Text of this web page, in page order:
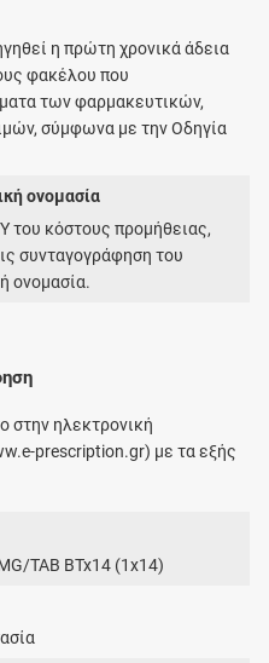
η πρώτη χρονικά άδεια
φακέλου που
των φαρμακευτικών,
σύμφωνα με την Οδηγία
ονομασία
του κόστους προμήθειας,
συνταγογράφηση του
ονομασία.
στην ηλεκτρονική
prescription.gr) με τα εξής
TAB BTx14 (1x14)